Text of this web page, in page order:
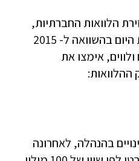
הלוואות החברתיות,
כדי לבדוק איפה הן עומדות היום בהשוואה ל- 2015
אימצו את
בהנהלה, לאחרונה